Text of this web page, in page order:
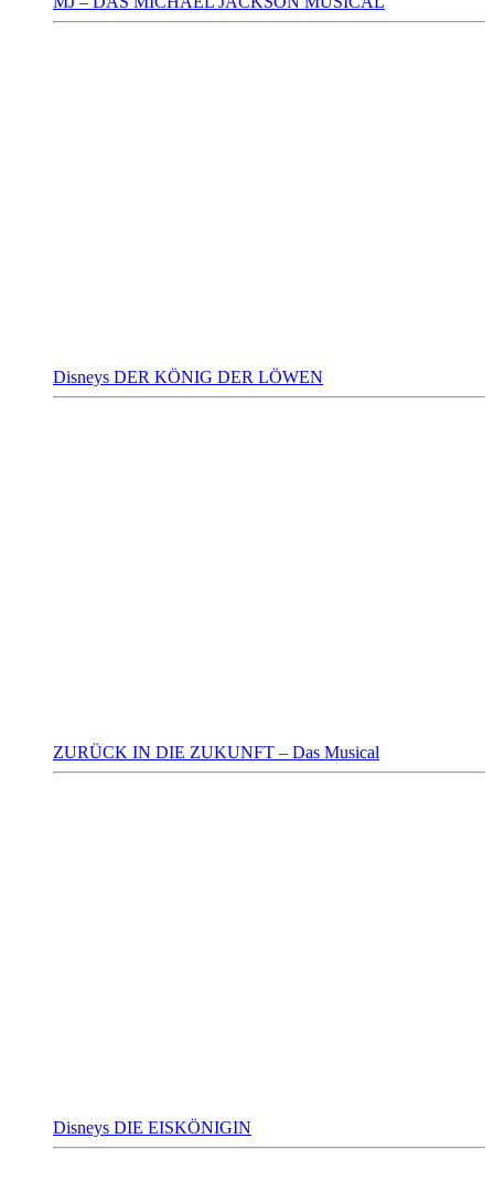
Disneys DER KÖNIG DER LÖWEN
ZURÜCK IN DIE ZUKUNFT – Das Musical
Disneys DIE EISKÖNIGIN